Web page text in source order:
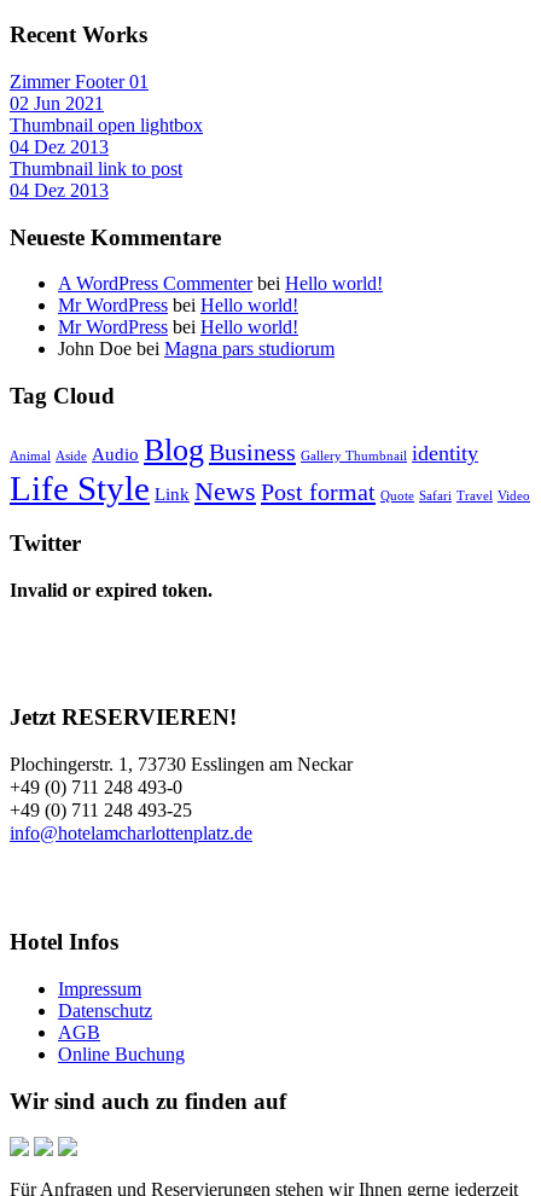
Recent Works
Zimmer Footer 01
02 Jun 2021
Thumbnail open lightbox
04 Dez 2013
Thumbnail link to post
04 Dez 2013
Neueste Kommentare
A WordPress Commenterbei Hello world!
Mr WordPress bei Hello world!
Mr WordPress bei Hello world!
John Doe bei Magna pars studiorum
Tag Cloud
Animal Aside Audio Blog Business Gallery Thumbnail identity
Life Style Link News Post format Quote Safari Travel Video
Twitter
Invalid or expired token.
Jetzt RESERVIEREN!
Plochingerstr. 1, 73730 Esslingen am Neckar
+49 (0) 711 248 493-0
+49 (0) 711 248 493-25
info@hotelamcharlottenplatz.de
Hotel Infos
Impressum
Datenschutz
AGB
Online Buchung
Wir sind auch zu finden auf
Für Anfragen und Reservierungen stehen wir Ihnen gerne jederzeit